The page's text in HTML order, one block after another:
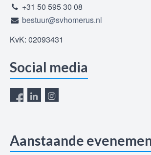
+31 50 595 30 08
bestuur@svhomerus.nl
KvK: 02093431
Social media
Aanstaande